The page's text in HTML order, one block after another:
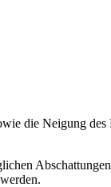
die Neigung des